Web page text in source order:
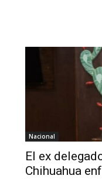
Nacional
El ex
Chihuahua